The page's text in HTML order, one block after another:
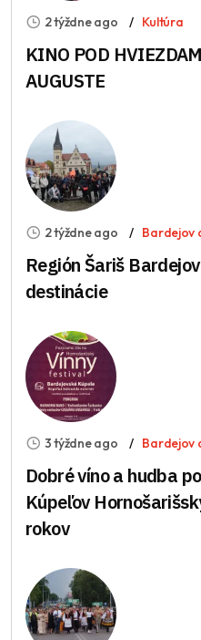
2 týždne ago Kultúra
KINO POD
AUGUSTE
2 týždne ago Bardejov
Región Šariš
destinácie
3 týždne ago Bardejov
Dobré víno a hudba
Kúpeľov
rokov